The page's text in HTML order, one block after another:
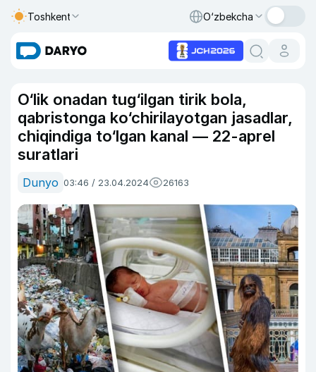
Toshkent O‘zbekcha
O‘lik onadan tug‘ilgan tirik bola,
qabristonga ko‘chirilayotgan jasadlar,
chiqindiga to‘lgan kanal — 22-aprel
suratlari
Dunyo 03:46 / 23.04.2024 26163